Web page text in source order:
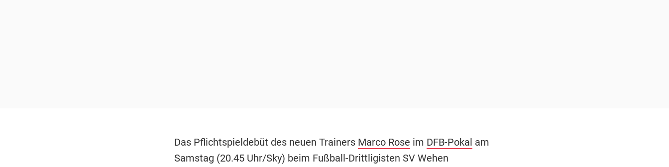
Das Pflichtspieldebüt des neuen Trainers Marco Rose im DFB-Pokal am
Samstag (20.45 Uhr/Sky) beim Fußball-Drittligisten SV Wehen